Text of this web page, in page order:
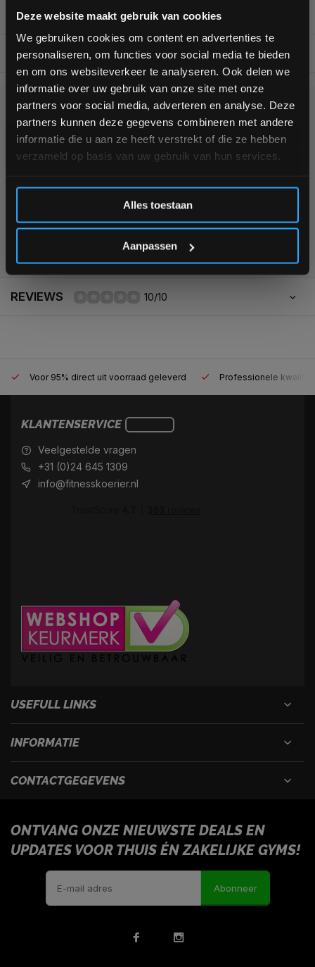
Deze website maakt gebruik van cookies
We gebruiken cookies om content en advertenties te
personaliseren, om functies voor social media te bieden
en om ons websiteverkeer te analyseren. Ook delen we
informatie over uw gebruik van onze site met onze
partners voor social media, adverteren en analyse. Deze
partners kunnen deze gegevens combineren met andere
informatie die u aan ze heeft verstrekt of die ze hebben
verzameld op basis van uw gebruik van hun services.
Alles toestaan
Aanpassen
BESCHRIJVING
KUNNEN WE HELPEN?
+31 (0)24 645 1309
customers give us a 4,7/5 at
REVIEWS 10/10
Voor 95% direct uit voorraad geleverd Professionele
KLANTENSERVICE
Veelgestelde vragen
+31 (0)24 645 1309
info@fitnesskoerier.nl
USEFULL LINKS
INFORMATIE
CONTACTGEGEVENS
ONTVANG ONZE NIEUWSTE DEALS EN
UPDATES VOOR THUIS ÉN ZAKELIJKE GYMS!
Abonneer
Bam! 5% korting op je volgende
bestelling
Schrijf je in voor onze nieuwsbrief om op de hoogte te
blijven over onze nieuwe producten, deals en meer
interessante info. Ontvang 5% korting op je eerstvolgende
aankoop! 😀
Inschrijven
*Verzendkosten vallen buiten de korting